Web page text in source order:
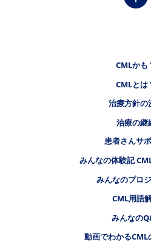
CMLかも
CMLとは
治療方針の
治療の継
患者さんサ
みんなの体験記
みんなのプロ
CML用語
みんなの
動画でわかるCML